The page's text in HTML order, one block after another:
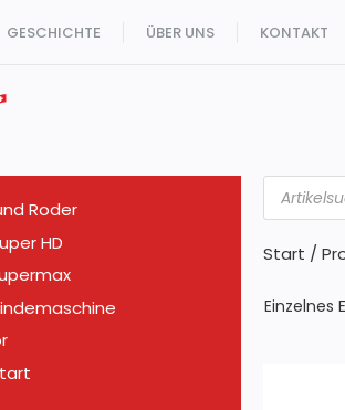
GESCHICHTE ÜBER UNS KONTAKT
Products
search
Start /
Einzelnes
Roder
HD